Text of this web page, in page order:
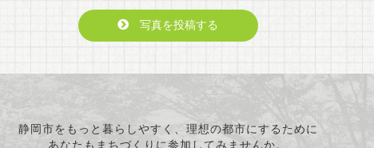
写真を投稿する
静岡市をもっと暮らしやすく、理想の都市にするために
あなたもまちづくりに参加してみませんか。